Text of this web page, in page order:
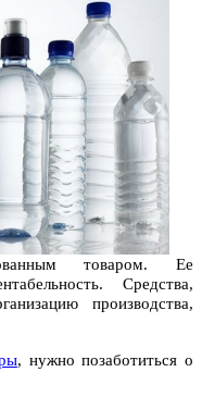
товаром. Ее
Средства,
производства,
, нужно позаботиться о